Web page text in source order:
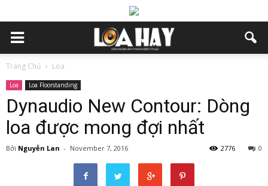
Trang Chủ Loa
Loa Loa Floorstanding
Dynaudio New Contour: Dòng
loa được mong đợi nhất
Bởi Nguyễn Lan - November 7, 2016 0
2776